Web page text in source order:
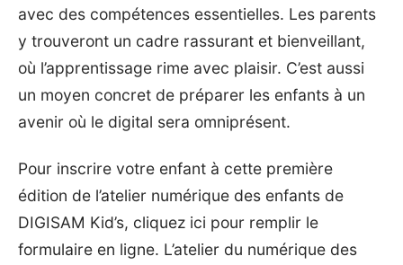
avec des compétences essentielles. Les parents
y trouveront un cadre rassurant et bienveillant,
où l’apprentissage rime avec plaisir. C’est aussi
un moyen concret de préparer les enfants à un
avenir où le digital sera omniprésent.
Pour inscrire votre enfant à cette première
édition de l’atelier numérique des enfants de
DIGISAM Kid’s, cliquez ici pour remplir le
formulaire en ligne. L’atelier du numérique des